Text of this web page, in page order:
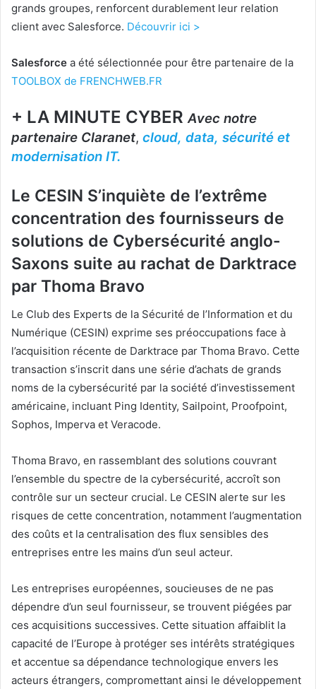
grands groupes, renforcent durablement leur relation
client avec Salesforce. Découvrir ici >
Salesforce a été sélectionnée pour être partenaire de la
TOOLBOX de FRENCHWEB.FR
+ LA MINUTE CYBERAvec notre
partenaire Claranet, cloud, data, sécurité et
modernisation IT.
Le CESIN S’inquiète de l’extrême
concentration des fournisseurs de
solutions de Cybersécurité anglo-
Saxons suite au rachat de Darktrace
par Thoma Bravo
Le Club des Experts de la Sécurité de l’Information et du
Numérique (CESIN) exprime ses préoccupations face à
l’acquisition récente de Darktrace par Thoma Bravo. Cette
transaction s’inscrit dans une série d’achats de grands
noms de la cybersécurité par la société d’investissement
américaine, incluant Ping Identity, Sailpoint, Proofpoint,
Sophos, Imperva et Veracode.
Thoma Bravo, en rassemblant des solutions couvrant
l’ensemble du spectre de la cybersécurité, accroît son
contrôle sur un secteur crucial. Le CESIN alerte sur les
risques de cette concentration, notamment l’augmentation
des coûts et la centralisation des flux sensibles des
entreprises entre les mains d’un seul acteur.
Les entreprises européennes, soucieuses de ne pas
dépendre d’un seul fournisseur, se trouvent piégées par
ces acquisitions successives. Cette situation affaiblit la
capacité de l’Europe à protéger ses intérêts stratégiques
et accentue sa dépendance technologique envers les
acteurs étrangers, compromettant ainsi le développement